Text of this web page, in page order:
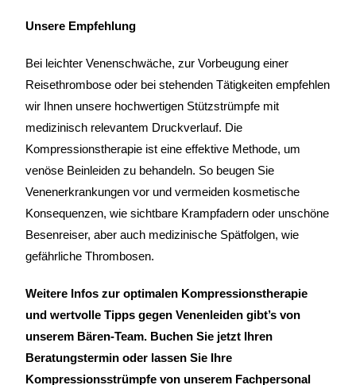
Unsere Empfehlung
Bei leichter Venenschwäche, zur Vorbeugung einer
Reisethrombose oder bei stehenden Tätigkeiten empfehlen
wir Ihnen unsere hochwertigen Stützstrümpfe mit
medizinisch relevantem Druckverlauf. Die
Kompressionstherapie ist eine effektive Methode, um
venöse Beinleiden zu behandeln. So beugen Sie
Venenerkrankungen vor und vermeiden kosmetische
Konsequenzen, wie sichtbare Krampfadern oder unschöne
Besenreiser, aber auch medizinische Spätfolgen, wie
gefährliche Thrombosen.
Weitere Infos zur optimalen Kompressionstherapie
und wertvolle Tipps gegen Venenleiden gibt’s von
unserem Bären-Team. Buchen Sie jetzt Ihren
Beratungstermin oder lassen Sie Ihre
Kompressionsstrümpfe von unserem Fachpersonal